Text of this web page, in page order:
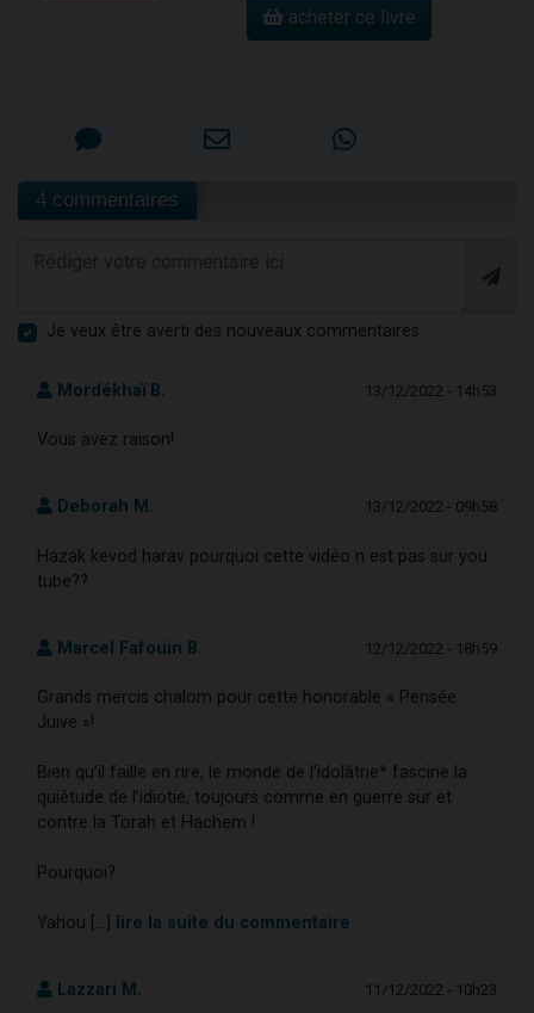
acheter ce livre
4 commentaires
Je veux être averti des nouveaux commentaires
Mordékhaï B. 13/12/2022 - 14h53
Vous avez raison!
Deborah M. 13/12/2022 - 09h58
Hazak kevod harav pourquoi cette vidéo n est pas sur you
tube??
Marcel Fafouin B. 12/12/2022 - 18h59
Grands mercis chalom pour cette honorable « Pensée
Juive »!
Bien qu’il faille en rire, le monde de l’idolâtrie* fascine la
quiétude de l’idiotie, toujours comme en guerre sur et
contre la Torah et Hachem !
Pourquoi?
Yahou [...] lire la suite du commentaire
Lazzari M. 11/12/2022 - 10h23